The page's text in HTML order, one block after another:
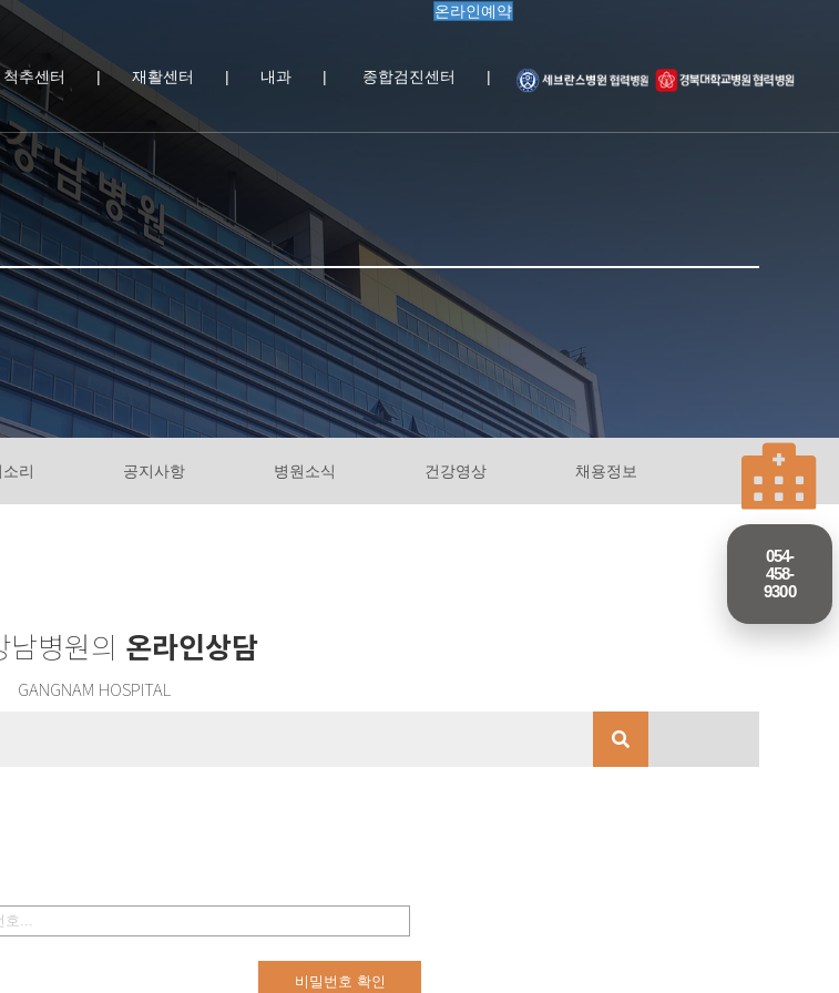
온라인예약
척추센터 |재활센터 | 내과 | 종합검진센터
|
리 공지사항 병원소식 건강영상 채용정보
남병원의 온라인상담
GANGNAM HOSPITAL
비밀번호 확인
054-
458-
9300